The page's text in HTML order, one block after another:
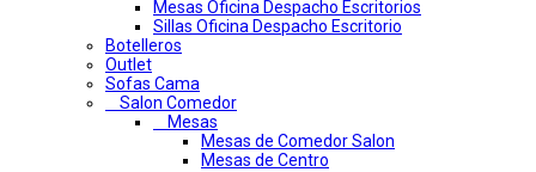
Mesas Oficina Despacho Escritorios
Sillas Oficina Despacho Escritorio
Botelleros
Outlet
Sofas Cama
Salon Comedor
Mesas
Mesas de Comedor Salon
Mesas de Centro